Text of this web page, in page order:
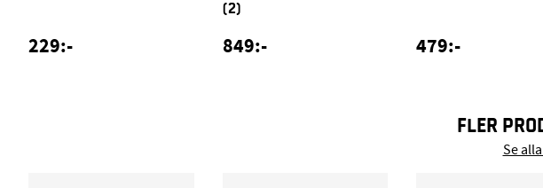
229:-
(2)
849:- 479:-
FLER
Se